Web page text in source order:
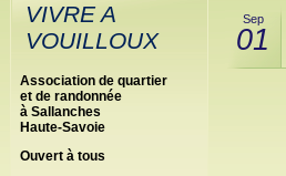
VIVRE A
VOUILLOUX
Association de quartier
et de randonnée
à Sallanches
Haute-Savoie
Ouvert à tous
Sep
01